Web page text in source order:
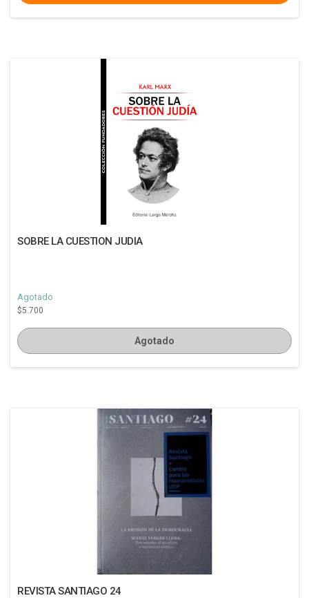
SOBRE LA CUESTION JUDIA
Agotado
$5.700
Agotado
REVISTA SANTIAGO 24